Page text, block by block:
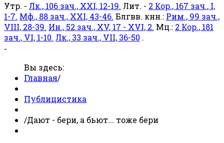
Утр. - Лк., 106 зач., XXI, 12-19. Лит. - 2 Кор., 167 зач., I,
1-7. Мф., 88 зач., XXI, 43-46. Блгвв. кнн.: Рим., 99 зач.,
VIII, 28-39. Ин., 52 зач., XV, 17 - XVI, 2. Мц.: 2 Кор., 181
зач., VI, 1-10. Лк., 33 зач., VII, 36-50 .
-
Вы здесь:
Главная/
Публицистика
/Дают - бери, а бьют... тоже бери